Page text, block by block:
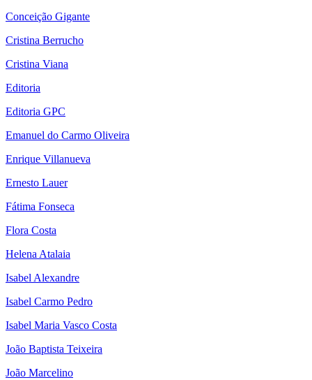
Conceição Gigante
Cristina Berrucho
Cristina Viana
Editoria
Editoria GPC
Emanuel do Carmo Oliveira
Enrique Villanueva
Ernesto Lauer
Fátima Fonseca
Flora Costa
Helena Atalaia
Isabel Alexandre
Isabel Carmo Pedro
Isabel Maria Vasco Costa
João Baptista Teixeira
João Marcelino